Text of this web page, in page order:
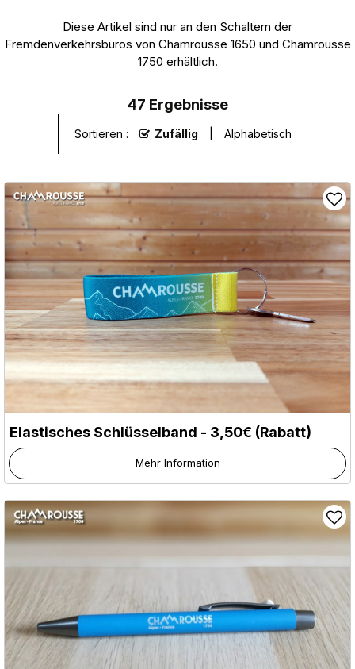
Diese Artikel sind nur an den Schaltern der
Fremdenverkehrsbüros von Chamrousse 1650 und Chamrousse
1750 erhältlich.
47 Ergebnisse
Sortieren : Zufällig Alphabetisch
Elastisches Schlüsselband - 3,50€ (Rabatt)
Mehr Information